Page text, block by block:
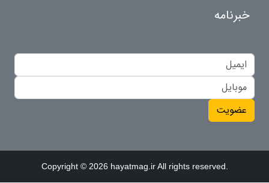
خبرنامه
عضویت
Copyright © 2026 hayatmag.ir All rights reserved.